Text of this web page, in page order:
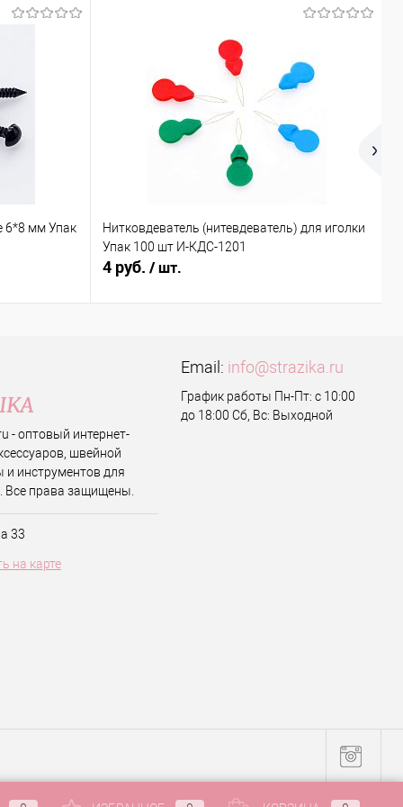
6*8 мм Упак
Нитковдеватель (нитевдеватель) для иголки
Упак 100 шт И-КДС-1201
4 руб. / шт.
- оптовый интернет-
швейной
и инструментов для
Все права защищены.
33
на карте
Email: info@strazika.ru
График работы Пн-Пт: с 10:00
до 18:00 Сб, Вс: Выходной